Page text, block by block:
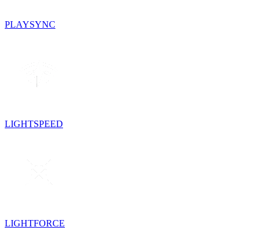
PLAYSYNC
LIGHTSPEED
LIGHTFORCE